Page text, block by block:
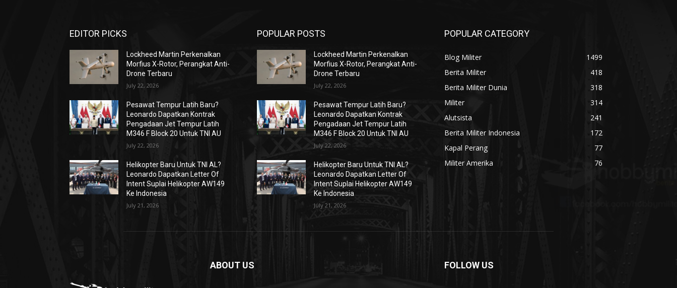
EDITOR PICKS
Lockheed Martin Perkenalkan
Morfius X-Rotor, Perangkat Anti-
Drone Terbaru
July 22, 2026
Pesawat Tempur Latih Baru?
Leonardo Dapatkan Kontrak
Pengadaan Jet Tempur Latih
M346 F Block 20 Untuk TNI AU
July 22, 2026
Helikopter Baru Untuk TNI AL?
Leonardo Dapatkan Letter Of
Intent Suplai Helikopter AW149
Ke Indonesia
July 21, 2026
POPULAR POSTS
Lockheed Martin Perkenalkan
Morfius X-Rotor, Perangkat Anti-
Drone Terbaru
July 22, 2026
Pesawat Tempur Latih Baru?
Leonardo Dapatkan Kontrak
Pengadaan Jet Tempur Latih
M346 F Block 20 Untuk TNI AU
July 22, 2026
Helikopter Baru Untuk TNI AL?
Leonardo Dapatkan Letter Of
Intent Suplai Helikopter AW149
Ke Indonesia
July 21, 2026
POPULAR CATEGORY
Blog Militer
1499
Berita Militer
418
Berita Militer Dunia
318
Militer
314
Alutsista
241
Berita Militer Indonesia
172
Kapal Perang
77
Militer Amerika
76
ABOUT US FOLLOW US